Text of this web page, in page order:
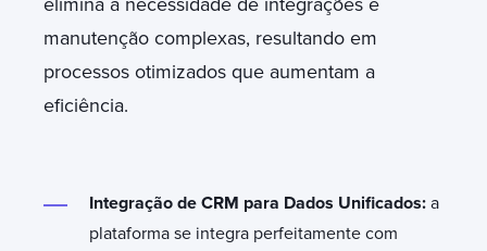
manutenção complexas, resultando em
processos otimizados que aumentam a
eficiência.
Integração de CRM para Dados Unificados: a
plataforma se integra perfeitamente com